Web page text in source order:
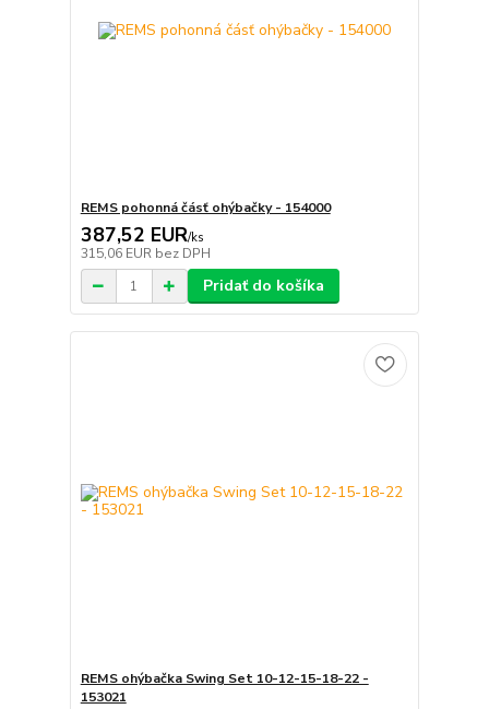
REMS pohonná čásť ohýbačky - 154000
387,52 EUR/ks
315,06 EUR bez DPH
Pridať do košíka
REMS ohýbačka Swing Set 10-12-15-18-22 -
153021